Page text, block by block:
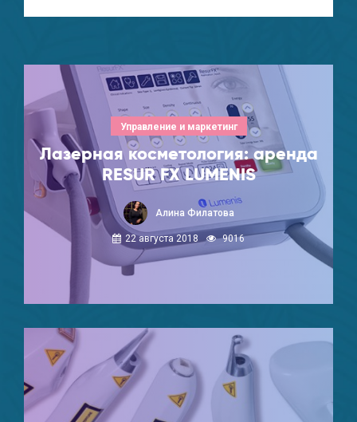
Управление и маркетинг
Лазерная косметология: аренда
RESUR FX LUMENIS
Алина Филатова
22 августа 2018 9016